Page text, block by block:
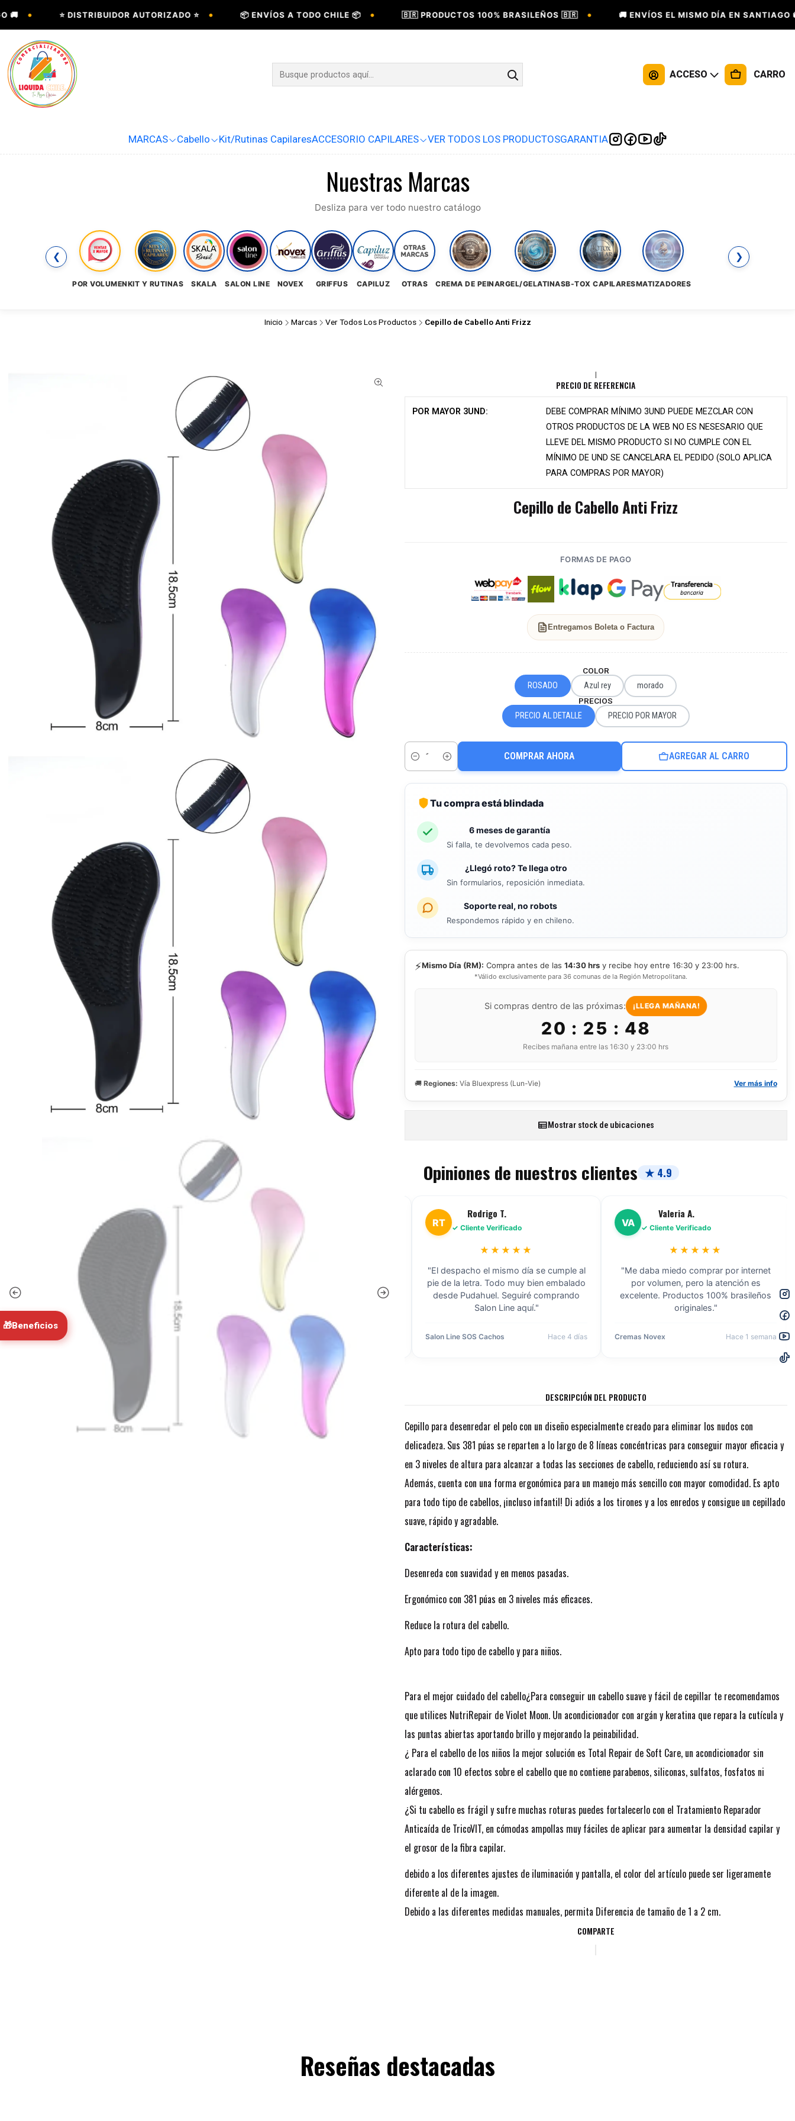
🎁Beneficios
⭐ DISTRIBUIDOR AUTORIZADO ⭐ • 📦 ENVÍOS A TODO CHILE 📦 • 🇧🇷 PRODUCTOS 100% BRASILEÑOS 🇧🇷 • 🚚 ENVÍOS EL MISMO DÍA EN SANTIAGO 🚚 •
ACCESO CARRO
MARCAS Cabello Kit/Rutinas CapilaresACCESORIO CAPILARES VER TODOS LOS PRODUCTOSGARANTIA
Nuestras Marcas
Desliza para ver todo nuestro catálogo
POR VOLUMENKIT Y RUTINAS SKALA SALON LINE NOVEX GRIFFUS CAPILUZ OTRAS CREMA DE PEINARGEL/GELATINASB-TOX CAPILARESMATIZADORES
❮ ❯
Inicio Marcas Ver Todos Los Productos Cepillo de Cabello Anti Frizz
|
PRECIO DE REFERENCIA
POR MAYOR 3UND:
DEBE COMPRAR MÍNIMO 3UND PUEDE MEZCLAR CON
OTROS PRODUCTOS DE LA WEB NO ES NESESARIO QUE
LLEVE DEL MISMO PRODUCTO SI NO CUMPLE CON EL
MÍNIMO DE UND SE CANCELARA EL PEDIDO (SOLO APLICA
PARA COMPRAS POR MAYOR)
Cepillo de Cabello Anti Frizz
FORMAS DE PAGO
Entregamos Boleta o Factura
COLOR
ROSADO Azul rey morado
PRECIOS
PRECIO AL DETALLE PRECIO POR MAYOR
Cantidad
AGREGAR AL CARRO
COMPRAR AHORA
Tu compra está blindada
6 meses de garantía
Si falla, te devolvemos cada peso.
¿Llegó roto? Te llega otro
Sin formularios, reposición inmediata.
Soporte real, no robots
Respondemos rápido y en chileno.
⚡Mismo Día (RM): Compra antes de las 14:30 hrs y recibe hoy entre 16:30 y 23:00 hrs.
*Válido exclusivamente para 36 comunas de la Región Metropolitana.
Si compras dentro de las próximas: ¡LLEGA MAÑANA!
20 : 25 : 47
Recibes mañana entre las 16:30 y 23:00 hrs
🚚 Regiones: Vía Bluexpress (Lun-Vie) Ver más info
Mostrar stock de ubicaciones
Opiniones de nuestros clientes ★ 4.9
MC
Marcela C.
★★★★★
"Excelente stock. Compré cajas
Concepción y llegaron súper rápido. Los
precios mayoristas son los mejores."
Pack Mayorista Skala
RT
Rodrigo T.
✓ Cliente Verificado
★★★★★
"El despacho el mismo día se cumple al
pie de la letra. Todo muy bien embalado
desde Pudahuel. Seguiré comprando
Salon Line aquí."
Salon Line SOS Cachos Hace 4 días
VA
Valeria A.
✓ Cliente Verificado
★★★★★
"Me daba miedo comprar por internet
por volumen, pero la atención es
excelente. Productos 100% brasileños
originales."
Cremas Novex Hace 1 semana
DESCRIPCIÓN DEL PRODUCTO
Cepillo para desenredar el pelo con un diseño especialmente creado para eliminar los nudos con
delicadeza. Sus 381 púas se reparten a lo largo de 8 líneas concéntricas para conseguir mayor eficacia y
en 3 niveles de altura para alcanzar a todas las secciones de cabello, reduciendo así su rotura.
Además, cuenta con una forma ergonómica para un manejo más sencillo con mayor comodidad. Es apto
para todo tipo de cabellos, ¡incluso infantil! Di adiós a los tirones y a los enredos y consigue un cepillado
suave, rápido y agradable.
Características:
Desenreda con suavidad y en menos pasadas.
Ergonómico con 381 púas en 3 niveles más eficaces.
Reduce la rotura del cabello.
Apto para todo tipo de cabello y para niños.
Para el mejor cuidado del cabello¿Para conseguir un cabello suave y fácil de cepillar te recomendamos
que utilices NutriRepair de Violet Moon. Un acondicionador con argán y keratina que repara la cutícula y
las puntas abiertas aportando brillo y mejorando la peinabilidad.
¿ Para el cabello de los niños la mejor solución es Total Repair de Soft Care, un acondicionador sin
aclarado con 10 efectos sobre el cabello que no contiene parabenos, siliconas, sulfatos, fosfatos ni
alérgenos.
¿Si tu cabello es frágil y sufre muchas roturas puedes fortalecerlo con el Tratamiento Reparador
Anticaída de TricoVIT, en cómodas ampollas muy fáciles de aplicar para aumentar la densidad capilar y
el grosor de la fibra capilar.
debido a los diferentes ajustes de iluminación y pantalla, el color del artículo puede ser ligeramente
diferente al de la imagen.
Debido a las diferentes medidas manuales, permita Diferencia de tamaño de 1 a 2 cm.
COMPARTE
Reseñas destacadas